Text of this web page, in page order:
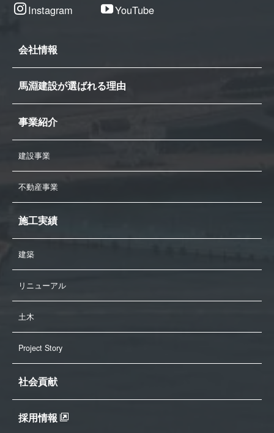
Instagram YouTube
会社情報
馬淵建設が選ばれる理由
事業紹介
建設事業
不動産事業
施工実績
建築
リニューアル
土木
Project Story
社会貢献
採用情報